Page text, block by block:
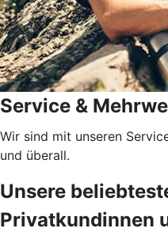
Service &
Wir sind mit unseren
und überall.
Unsere
Privatkundinnen